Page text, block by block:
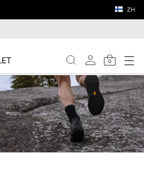
ZH
0